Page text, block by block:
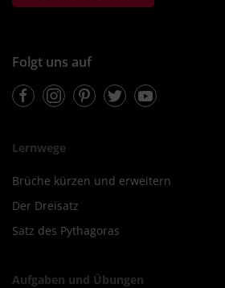
Folgt uns auf
FacebookInstagramPinterestTwitterYoutube
Lernwege
Brüche kürzen und erweitern
Der Dreisatz
Satz des Pythagoras
Aufgaben und Übungen